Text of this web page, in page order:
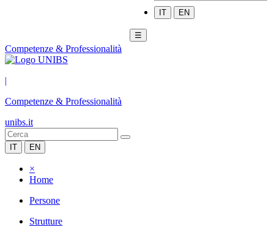
IT EN
☰
Competenze & Professionalità
|
Competenze & Professionalità
unibs.it
IT EN
×
Home
Persone
Strutture